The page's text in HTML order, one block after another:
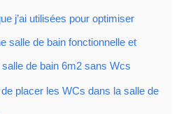
j’ai utilisées pour optimiser
salle de bain fonctionnelle et
de bain 6m2 sans Wcs
placer les WCs dans la salle de